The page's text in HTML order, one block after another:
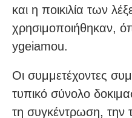
και η ποικιλία των
χρησιμοποιήθηκαν,
ygeiamou.
Οι συμμετέχοντες
τυπικό σύνολο
τη συγκέντρωση, την